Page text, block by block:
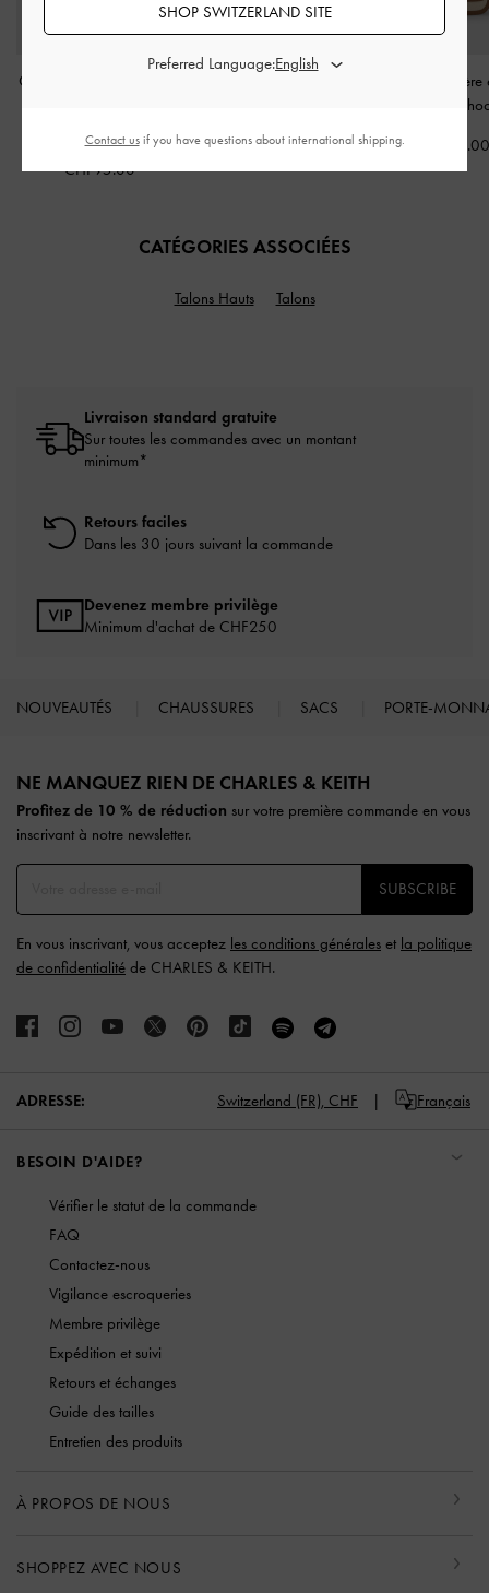
Grand sac hobo Bessie à
CHF95.00
CHF155.00
Sac
CATÉGORIES ASSOCIÉES
Talons Hauts Talons
Livraison standard gratuite
Sur toutes les commandes avec un montant
minimum*
Retours faciles
Dans les 30 jours suivant la commande
Devenez membre privilège
Minimum d'achat de CHF250
NOUVEAUTÉS CHAUSSURES SACS PORTE-
NE MANQUEZ RIEN DE CHARLES & KEITH​​
Profitez de 10 % de réduction sur votre première commande en vous
inscrivant à notre newsletter.
SUBSCRIBE
En vous inscrivant, vous acceptez les conditions générales et la politique
de confidentialité de CHARLES & KEITH.
ADRESSE: Switzerland (FR), CHF Français
BESOIN D'AIDE?
Vérifier le statut de la commande
FAQ
Contactez-nous
Vigilance escroqueries
Membre privilège
Expédition et suivi
Retours et échanges
Guide des tailles
Entretien des produits
À PROPOS DE NOUS
SHOPPEZ AVEC NOUS
SHOP SWITZERLAND SITE
Preferred Language:
Contact usif you have questions about international shipping.